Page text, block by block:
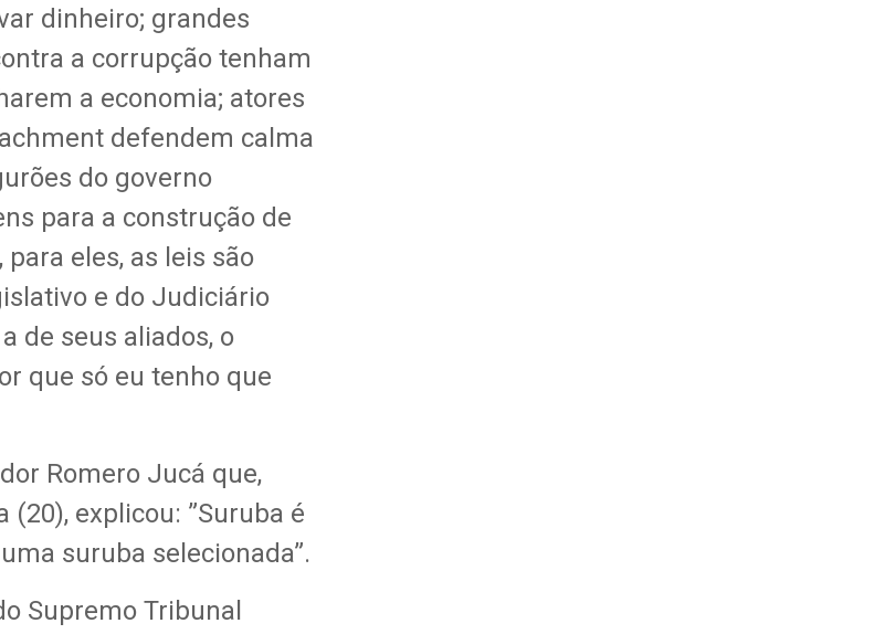
dinheiro; grandes
a corrupção tenham
a economia; atores
defendem calma
do governo
para a construção de
eles, as leis são
e do Judiciário
de seus aliados, o
que só eu tenho que
Romero Jucá que,
explicou: ”Suruba é
suruba selecionada”.
Supremo Tribunal